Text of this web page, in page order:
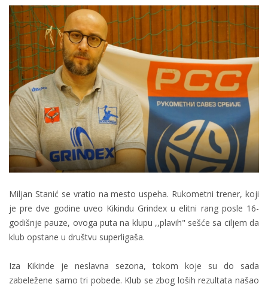
Miljan Stanić se vratio na mesto uspeha. Rukometni trener, koji
je pre dve godine uveo Kikindu Grindex u elitni rang posle 16-
godišnje pauze, ovoga puta na klupu ,,plavih" sešće sa ciljem da
klub opstane u društvu superligaša.
Iza Kikinde je neslavna sezona, tokom koje su do sada
zabeležene samo tri pobede. Klub se zbog loših rezultata našao